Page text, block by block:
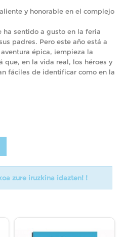
y honorable en el complejo
ha sentido a gusto en la feria
padres. Pero este año está a
épica, ¡empieza la
que, en la vida real, los héroes y
fáciles de identificar como en la
zure iruzkina idazten! !